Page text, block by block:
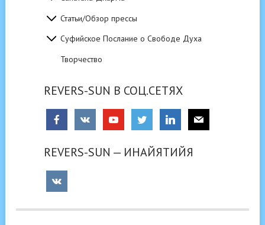
Статьи/Обзор прессы
Суфийское Послание о Свободе Духа
Творчество
REVERS-SUN В СОЦ.СЕТЯХ
REVERS-SUN — ИНАЙЯТИЙЯ